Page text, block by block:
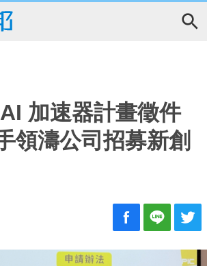
加速器計畫徵件
領濤公司招募新創